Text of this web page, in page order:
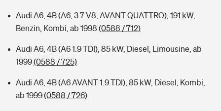
Audi A6, 4B (A6, 3.7 V8, AVANT QUATTRO), 191 kW,
Benzin, Kombi, ab 1998 (0588 / 712)
Audi A6, 4B (A6 1.9 TDI), 85 kW, Diesel, Limousine, ab
1999(0588 / 725)
Audi A6, 4B (A6 AVANT 1.9 TDI), 85 kW, Diesel, Kombi,
ab 1999(0588 / 726)